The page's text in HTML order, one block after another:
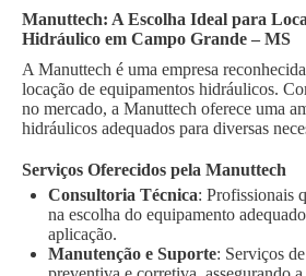
Manuttech: A Escolha Ideal para
Hidráulico em Campo Grande – MS
A Manuttech é uma empresa
locação de equipamentos hidráulicos.
no mercado, a Manuttech oferece uma
hidráulicos adequados para diversas
Serviços Oferecidos pela Manuttech
Consultoria Técnica: Profissionais
na escolha do equipamento
aplicação.
Manutenção e Suporte: Serviços